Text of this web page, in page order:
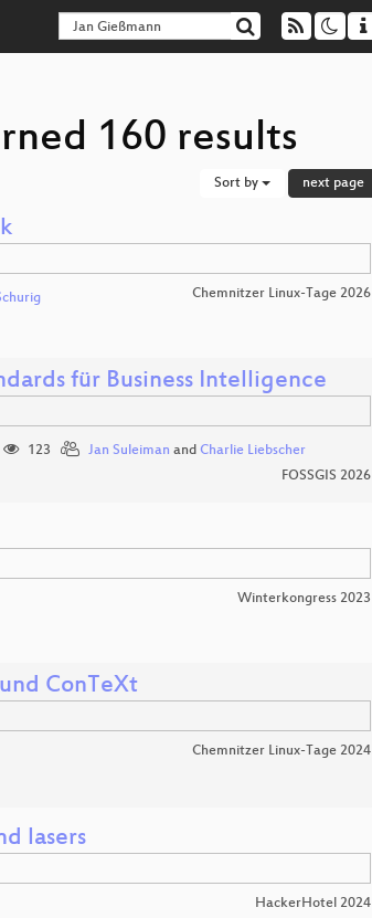
160 results
Sort by next page
Chemnitzer Linux-Tage 2026
für Business Intelligence
123 Jan Suleiman and Charlie Liebscher
FOSSGIS 2026
Winterkongress 2023
ConTeXt
Chemnitzer Linux-Tage 2024
lasers
HackerHotel 2024